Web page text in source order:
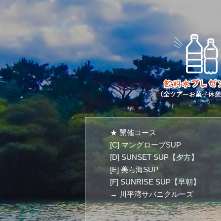
★ 開催コース
[C] マングローブSUP
[D] SUNSET SUP【夕方】
[E] 美ら海SUP
[F] SUNRISE SUP【早朝】
→ 川平湾サバニクルーズ